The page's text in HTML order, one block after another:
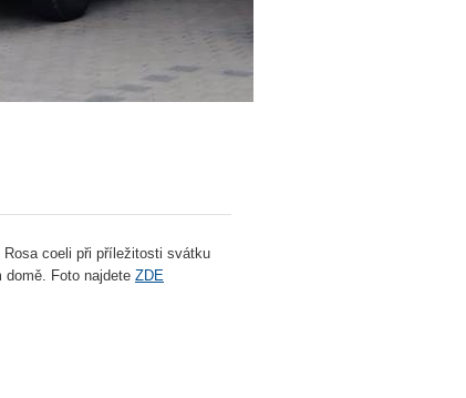
coeli při příležitosti svátku
Foto najdete ZDE